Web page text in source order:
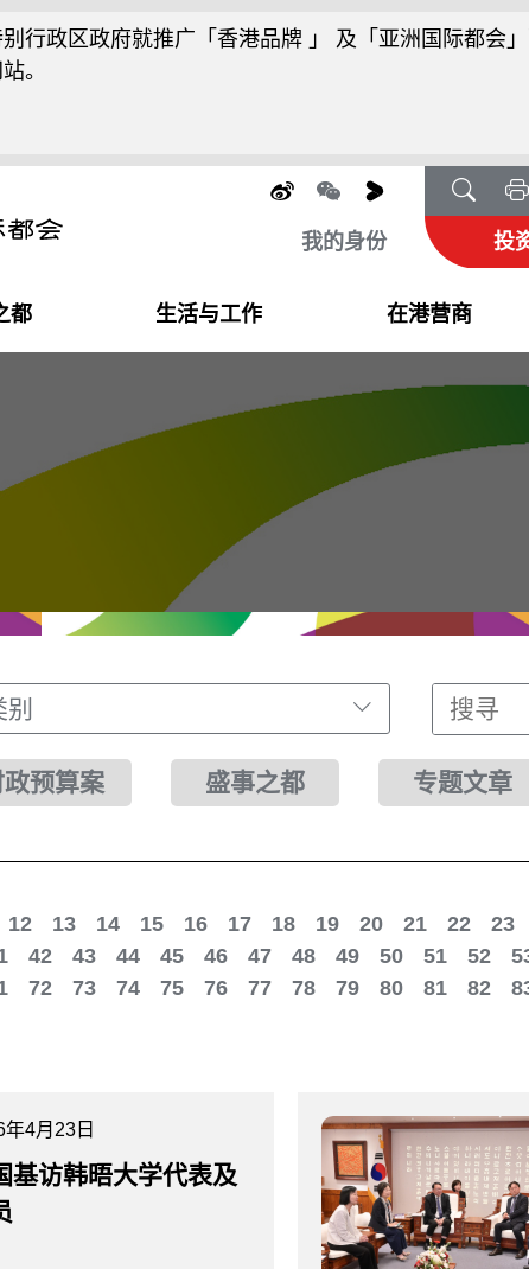
行政区政府就推广「香港品牌 」 及「亚洲国际都会
。
我的身份 投
都 生活与工作 在港营商
预算案 盛事之都 专题文章
12 13 14 15 16 17 18 19 20 21 22 23
42 43 44 45 46 47 48 49 50 51 52
72 73 74 75 76 77 78 79 80 81 82
年4月23日
基访韩晤大学代表及